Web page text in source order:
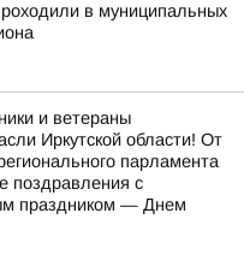
в муниципальных
и ветераны
Иркутской области! От
парламента
поздравления с
праздником — Днем